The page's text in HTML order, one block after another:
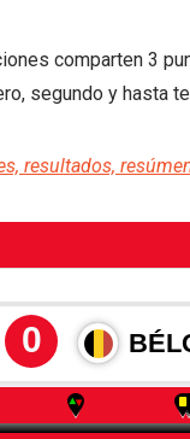
comparten 3
segundo y hasta
resultados,